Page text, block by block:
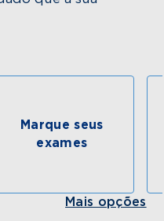
Marque seus
exames
Mais opções